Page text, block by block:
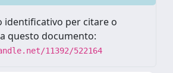
identificativo per citare o
questo documento:
11392/522164